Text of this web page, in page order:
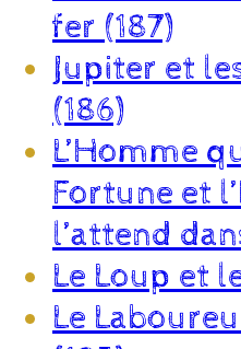
fer (187)
Jupiter et
(186)
L’Homme
Fortune et
l’attend
Le Loup et
Le